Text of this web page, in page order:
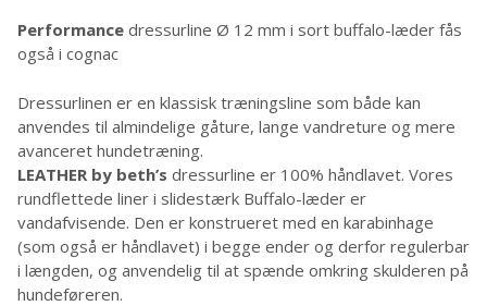
Performance dressurline Ø 12 mm i sort buffalo-læder fås
også i cognac
Dressurlinen er en klassisk træningsline som både kan
anvendes til almindelige gåture, lange vandreture og mere
avanceret hundetræning.
LEATHER by beth’s dressurline er 100% håndlavet. Vores
rundflettede liner i slidestærk Buffalo-læder er
vandafvisende. Den er konstrueret med en karabinhage
(som også er håndlavet) i begge ender og derfor regulerbar
i længden, og anvendelig til at spænde omkring skulderen på
hundeføreren.